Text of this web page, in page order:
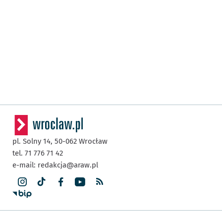
pl. Solny 14, 50-062 Wrocław
tel. 71 776 71 42
e-mail: redakcja@araw.pl